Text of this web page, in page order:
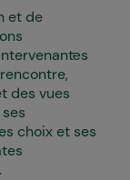
et de
des vues
choix et ses